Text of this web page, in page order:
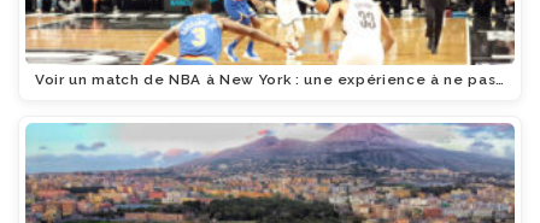
Voir un match de NBA à New York : une expérience à ne pas…